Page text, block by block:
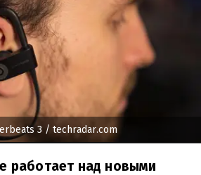
3 / techradar.com
работает над новыми